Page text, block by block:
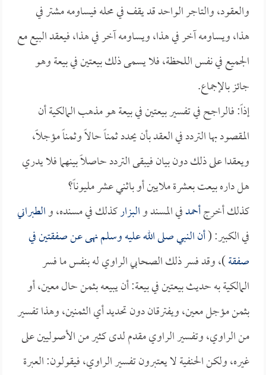
والعقود، والتاجر الواحد قد يقف في محله فيساومه مشتر في
هذا، ويساومه آخر في هذا، ويساومه آخر في هذا، فيعقد البيع مع
الجميع في نفس اللحظة، فلا يسمى ذلك بيعتين في بيعة وهو
جائز بالإجماع.
إذاً: فالراجح في تفسير بيعتين في بيعة هو مذهب المالكية أن
المقصود بها التردد في العقد بأن يحدد ثمناً حالاً وثمناً مؤجلاً،
ويعقدا على ذلك دون بيان فيبقى التردد حاصلاً بينهما فلا يدري
هل داره بيعت بعشرة ملايين أو باثني عشر مليوناً؟
كذلك أخرجأحمدفي المسند والبزاركذلك في مسنده، والطبراني
في الكبير: (أن النبي صلى الله عليه وسلم نهى عن صفقتين في
صفقة)، وقد فسر ذلك الصحابي الراوي له بنفس ما فسر
المالكية به حديث بيعتين في بيعة: أن يبيعه بثمن حال معين، أو
بثمن مؤجل معين، ويفترقان دون تحديد أي الثمنين، وهذا تفسير
من الراوي، وتفسير الراوي مقدم لدى كثير من الأصوليين على
غيره، ولكن الحنفية لا يعتبرون تفسير الراوي، فيقولون: العبرة